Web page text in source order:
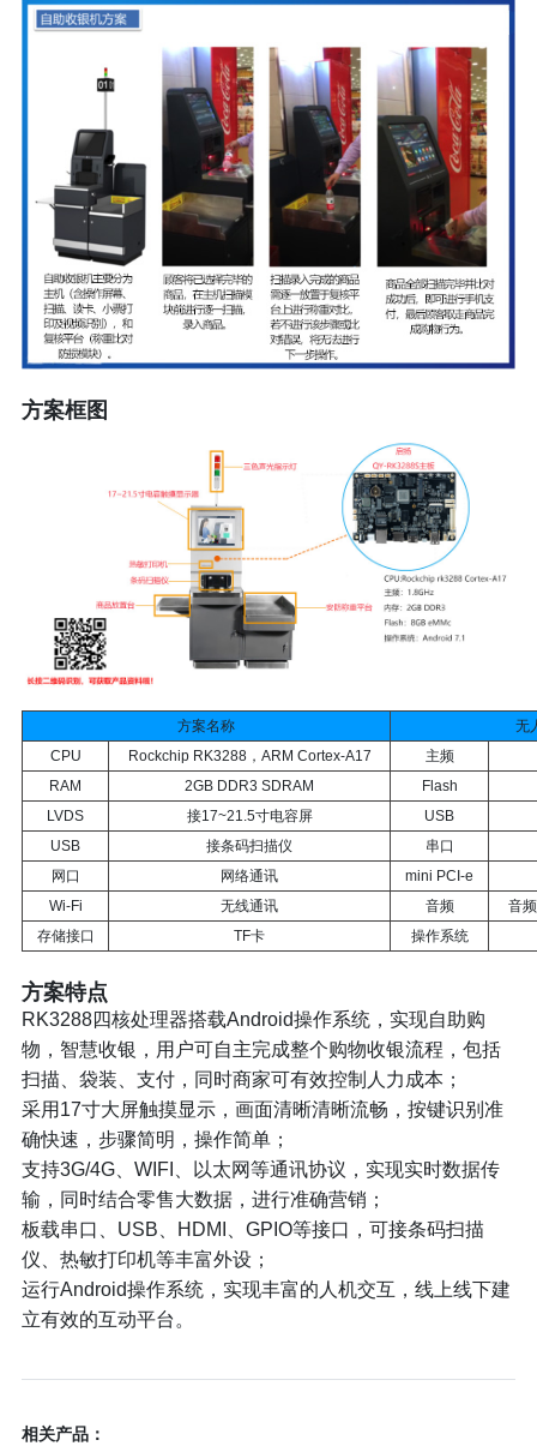
方案框图
方案名称
无
CPU
Rockchip RK3288，ARM Cortex-A17
主频
RAM
2GB DDR3 SDRAM
Flash
LVDS
接17~21.5寸电容屏
USB
USB
接条码扫描仪
串口
网口
网络通讯
mini PCI-e
Wi-Fi
无线通讯 音频
音
存储接口
TF卡 操作系统
方案特点
RK3288四核处理器搭载Android操作系统，实现自助购
物，智慧收银，用户可自主完成整个购物收银流程，包括
扫描、袋装、支付，同时商家可有效控制人力成本；
采用17寸大屏触摸显示，画面清晰清晰流畅，按键识别准
确快速，步骤简明，操作简单；
支持3G/4G、WIFI、以太网等通讯协议，实现实时数据传
输，同时结合零售大数据，进行准确营销；
板载串口、USB、HDMI、GPIO等接口，可接条码扫描
仪、热敏打印机等丰富外设；
运行Android操作系统，实现丰富的人机交互，线上线下建
立有效的互动平台。
相关产品：